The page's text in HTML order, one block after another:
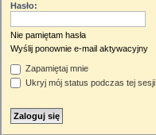
Hasło:
Nie pamiętam hasła
Wyślij ponownie e-mail aktywacyjny
Zapamiętaj mnie
Ukryj mój status podczas tej sesji